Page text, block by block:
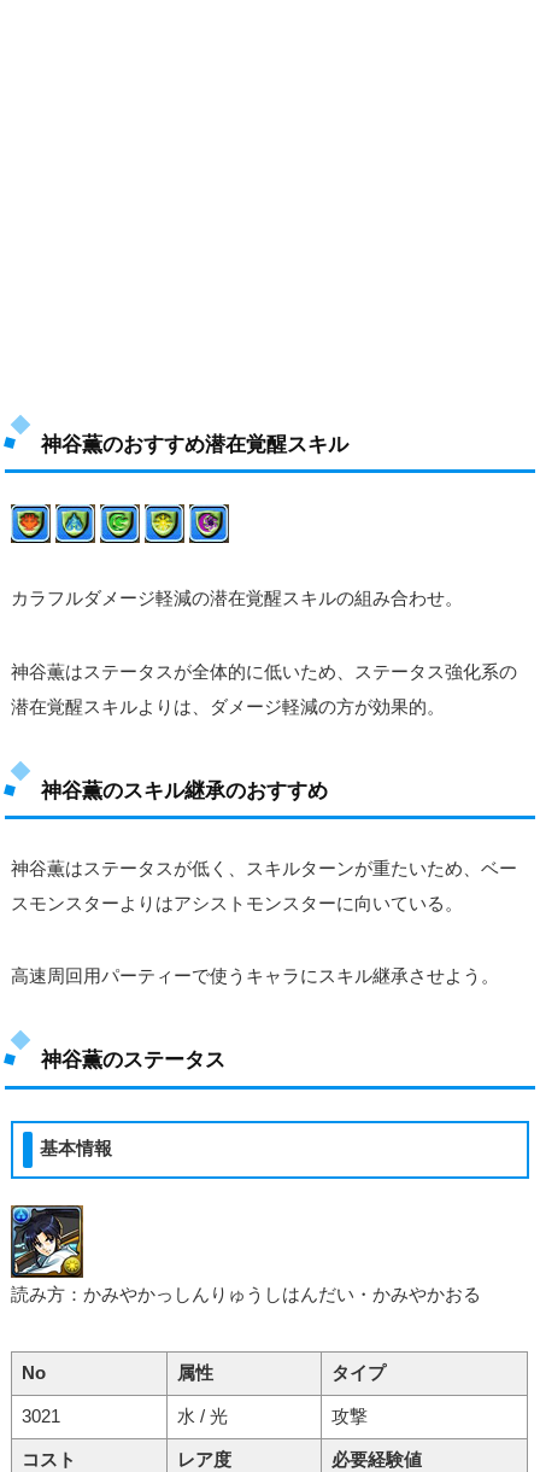
神谷薫のおすすめ潜在覚醒スキル
カラフルダメージ軽減の潜在覚醒スキルの組み合わせ。
神谷薫はステータスが全体的に低いため、ステータス強化系の
潜在覚醒スキルよりは、ダメージ軽減の方が効果的。
神谷薫のスキル継承のおすすめ
神谷薫はステータスが低く、スキルターンが重たいため、ベー
スモンスターよりはアシストモンスターに向いている。
高速周回用パーティーで使うキャラにスキル継承させよう。
神谷薫のステータス
基本情報
読み方：かみやかっしんりゅうしはんだい・かみやかおる
No 属性 タイプ
3021 水 / 光 攻撃
コスト レア度 必要経験値